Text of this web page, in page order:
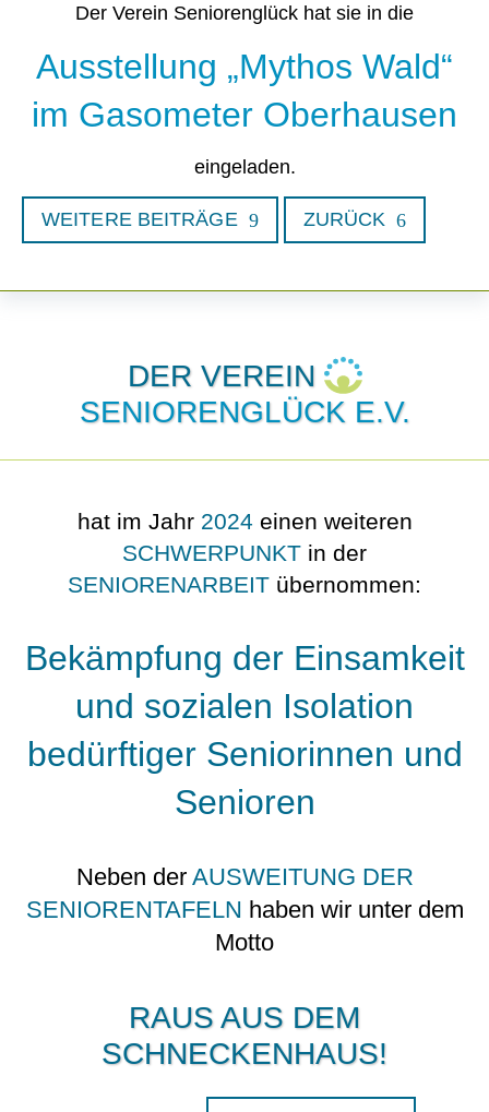
Der Verein Seniorenglück hat sie in die
Ausstellung „Mythos Wald“
im Gasometer Oberhausen
eingeladen.
WEITERE BEITRÄGE ZURÜCK
DER VEREIN
SENIORENGLÜCK E.V.
hat im Jahr 2024 einen weiteren
SCHWERPUNKT in der
SENIORENARBEIT übernommen:
Bekämpfung der Einsamkeit
und sozialen Isolation
bedürftiger Seniorinnen und
Senioren
Neben der AUSWEITUNG DER
SENIORENTAFELN haben wir unter dem
Motto
RAUS AUS DEM
SCHNECKENHAUS!